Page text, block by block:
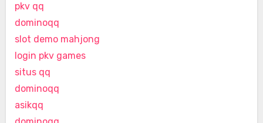
pkv qq
dominoqq
slot demo mahjong
login pkv games
situs qq
dominoqq
asikqq